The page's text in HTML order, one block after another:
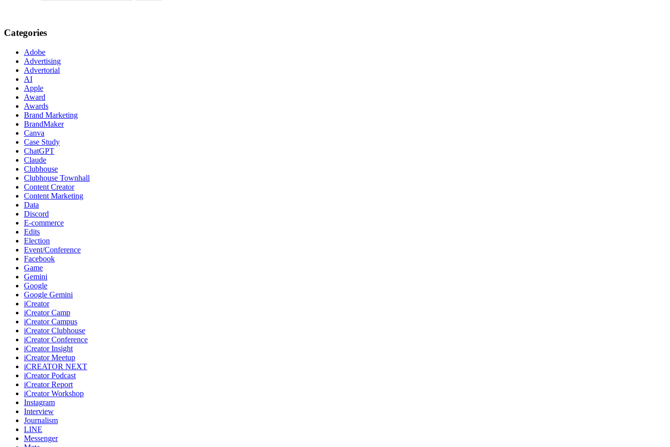
Categories
Adobe
Advertising
Advertorial
AI
Apple
Award
Awards
Brand Marketing
BrandMaker
Canva
Case Study
ChatGPT
Claude
Clubhouse
Clubhouse Townhall
Content Creator
Content Marketing
Data
Discord
E-commerce
Edits
Election
Event/Conference
Facebook
Game
Gemini
Google
Google Gemini
iCreator
iCreator Camp
iCreator Campus
iCreator Clubhouse
iCreator Conference
iCreator Insight
iCreator Meetup
iCREATOR NEXT
iCreator Podcast
iCreator Report
iCreator Workshop
Instagram
Interview
Journalism
LINE
Messenger